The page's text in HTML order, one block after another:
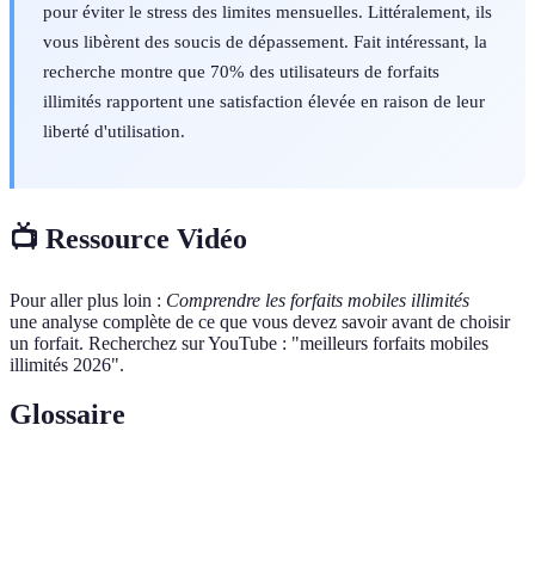
pour éviter le stress des limites mensuelles. Littéralement, ils
vous libèrent des soucis de dépassement. Fait intéressant, la
recherche montre que 70% des utilisateurs de forfaits
illimités rapportent une satisfaction élevée en raison de leur
liberté d'utilisation.
📺 Ressource Vidéo
Pour aller plus loin : Comprendre les forfaits mobiles illimités
une analyse complète de ce que vous devez savoir avant de choisir
un forfait. Recherchez sur YouTube : "meilleurs forfaits mobiles
illimités 2026".
Glossaire